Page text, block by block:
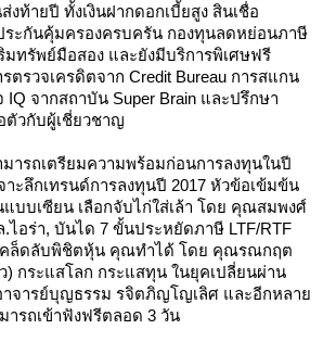
ท้ายปี ทั้งเงินฝากดอกเบี้ยสูง สินเชื่อ
ระกันคุ้มครองครบครัน กองทุนลดหย่อนภาษี
มทรัพย์มือสอง และยังมีบริการพิเศษฟรี
ตรวจเครดิตจาก Credit Bureau การสแกน
IQ จากสถาบัน Super Brain และปรึกษา
วกับผู้เชี่ยวชาญ
ารถเตรียมความพร้อมก่อนการลงทุนในปี
าะลึกเทรนด์การลงทุนปี 2017 หัวข้อเข้มข้น
แบบเซียน เลือกจับไก่ใส่เล้า โดย คุณสมพงศ์
ไอร่า, บันได 7 ขั้นประหยัดภาษี LTF/RTF
คล็ดลับพิชิตหุ้น คุณทำได้ โดย คุณรณกฤต
) กระแสโลก กระแสทุน ในยุคเปลี่ยนผ่าน
าจารย์บุญธรรม รจิตภิญโญเลิศ และอีกหลา
ารถเข้าฟังฟรีตลอด 3 วัน